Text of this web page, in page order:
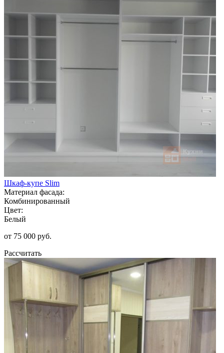
Шкаф-купе Slim
Материал фасада:
Комбинированный
Цвет:
Белый
от 75 000 руб.
Рассчитать